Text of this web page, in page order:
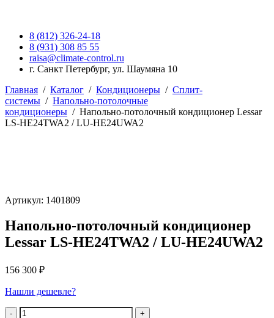
8 (812) 326-24-18
8 (931) 308 85 55
raisa@climate-control.ru
г. Санкт Петербург, ул. Шаумяна 10
Главная / Каталог / Кондиционеры / Сплит-
системы / Напольно-потолочные
кондиционеры / Напольно-потолочный кондиционер Lessar
LS-HE24TWA2 / LU-HE24UWA2
Артикул: 1401809
Напольно-потолочный кондиционер
Lessar LS-HE24TWA2 / LU-HE24UWA2
156 300 ₽
Нашли дешевле?
Количество